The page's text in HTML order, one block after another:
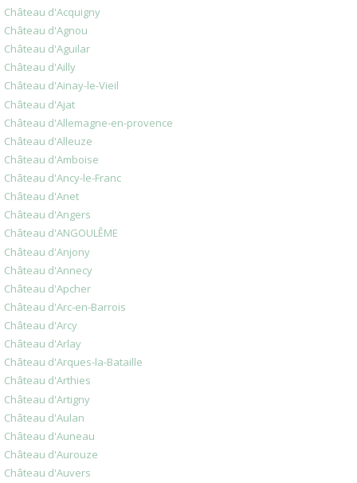
Château d'Acquigny
Château d'Agnou
Château d'Aguilar
Château d'Ailly
Château d'Ainay-le-Vieil
Château d'Ajat
Château d'Allemagne-en-provence
Château d'Alleuze
Château d'Amboise
Château d'Ancy-le-Franc
Château d'Anet
Château d'Angers
Château d'ANGOULÊME
Château d'Anjony
Château d'Annecy
Château d'Apcher
Château d'Arc-en-Barrois
Château d'Arcy
Château d'Arlay
Château d'Arques-la-Bataille
Château d'Arthies
Château d'Artigny
Château d'Aulan
Château d'Auneau
Château d'Aurouze
Château d'Auvers